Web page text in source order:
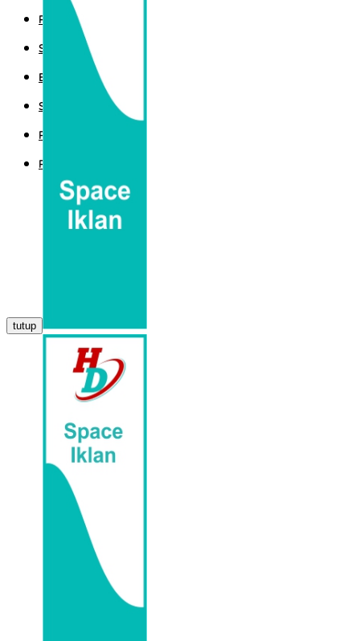
POLITIK
SPORT
EKBIS
SAINTEK
PEMERINTAHAN
PARLEMEN
tutup